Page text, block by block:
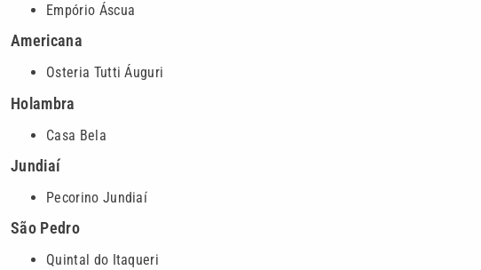
Empório Áscua
Americana
Osteria Tutti Áuguri
Holambra
Casa Bela
Jundiaí
Pecorino Jundiaí
São Pedro
Quintal do Itaqueri